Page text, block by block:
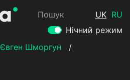
Пошук UK RU
Нічний режим
Євген Шморгун
/